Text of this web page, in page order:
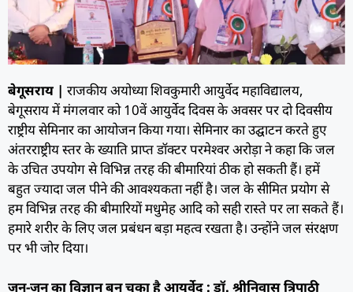
बेगूसराय | राजकीय अयोध्या शिवकुमारी आयुर्वेद महाविद्यालय,
बेगूसराय में मंगलवार को 10वें आयुर्वेद दिवस के अवसर पर दो दिवसीय
राष्ट्रीय सेमिनार का आयोजन किया गया। सेमिनार का उद्घाटन करते हुए
अंतरराष्ट्रीय स्तर के ख्याति प्राप्त डॉक्टर परमेश्वर अरोड़ा ने कहा कि जल
के उचित उपयोग से विभिन्न तरह की बीमारियां ठीक हो सकती हैं। हमें
बहुत ज्यादा जल पीने की आवश्यकता नहीं है। जल के सीमित प्रयोग से
हम विभिन्न तरह की बीमारियों मधुमेह आदि को सही रास्ते पर ला सकते हैं।
हमारे शरीर के लिए जल प्रबंधन बड़ा महत्व रखता है। उन्होंने जल संरक्षण
पर भी जोर दिया।
जन-जन का विज्ञान बन चुका है आयुर्वेद : डॉ. श्रीनिवास त्रिपाठी